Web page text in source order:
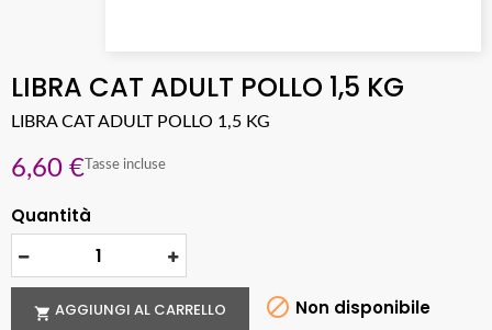
LIBRA CAT ADULT POLLO 1,5 KG
LIBRA CAT ADULT POLLO 1,5 KG
6,60 € Tasse incluse
Quantità
 AGGIUNGI AL CARRELLO  Non disponibile